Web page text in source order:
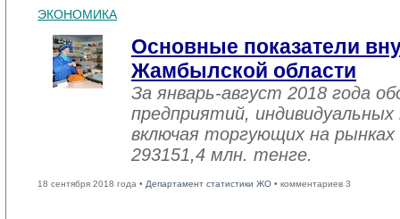
ЭКОНОМИКА
Основные показатели
Жамбылской области
За январь-август 2018 года
предприятий,
включая торгующих на рынках
293151,4 млн. тенге.
18 сентября 2018 года • Департамент статистики ЖО • комментариев 3